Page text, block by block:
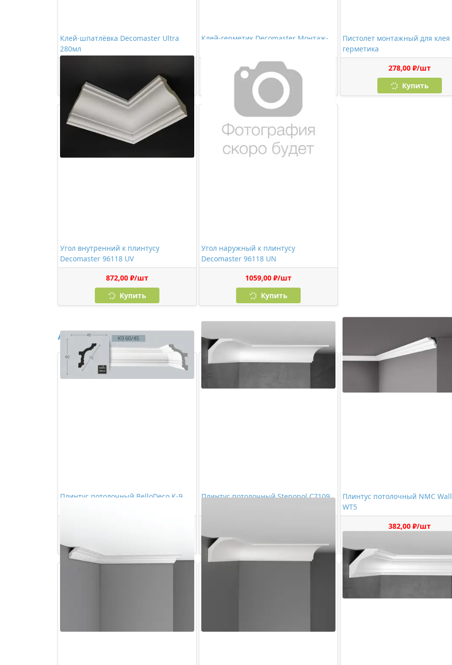
Клей-шпатлёвка Decomaster Ultra
280мл
Купить
Клей-герметик Decomaster Монтаж-
1150,00 ₽/шт
Купить
Пистолет монтажный для клея
герметика
278,00 ₽/шт
Купить
Угол внутренний к плинтусу
Decomaster 96118 UV
872,00 ₽/шт
Купить
Угол наружный к плинтусу
Decomaster 96118 UN
1059,00 ₽/шт
Купить
Аналоги
Плинтус потолочный BelloDeco К-9
Плинтус потолочный Stenopol C7109
Купить
Плинтус потолочный NMC
WT5
382,00 ₽/шт